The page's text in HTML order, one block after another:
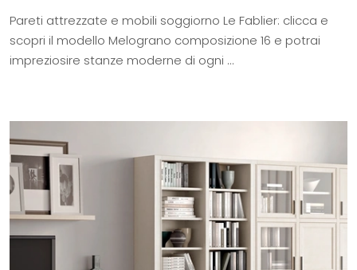
Pareti attrezzate e mobili soggiorno Le Fablier: clicca e
scopri il modello Melograno composizione 16 e potrai
impreziosire stanze moderne di ogni ...